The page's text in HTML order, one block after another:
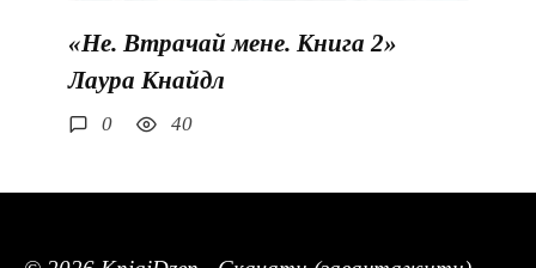
«Не. Втрачай мене. Книга 2»
Лаура Кнайдл
0 40